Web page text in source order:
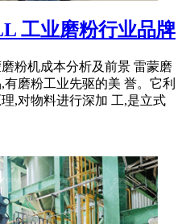
工业磨粉行业品牌
粉机成本分析及前景 雷蒙磨
磨粉工业先驱的美 誉。它利
,对物料进行深加 工,是立式